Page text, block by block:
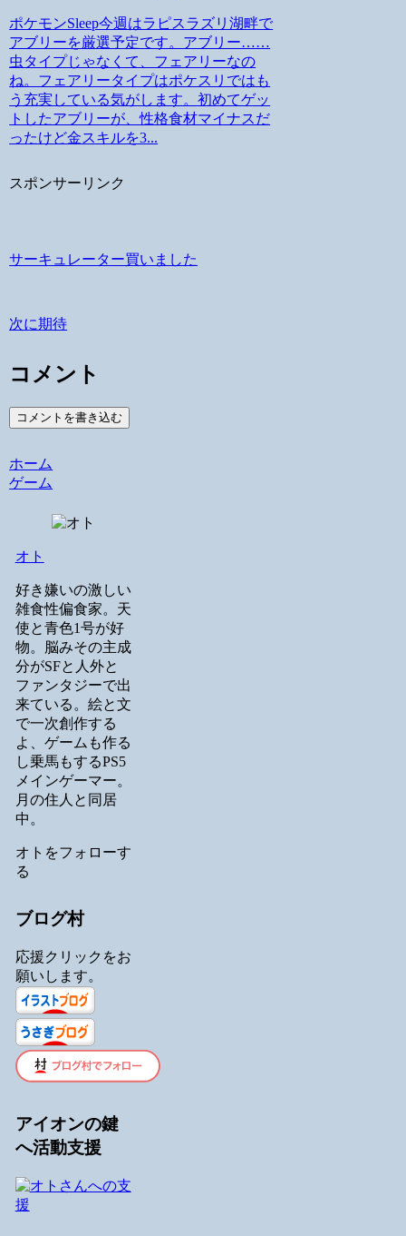
ポケモンSleep今週はラピスラズリ湖畔で
アブリーを厳選予定です。アブリー……
虫タイプじゃなくて、フェアリーなの
ね。フェアリータイプはポケスリではも
う充実している気がします。初めてゲッ
トしたアブリーが、性格食材マイナスだ
ったけど金スキルを3...
スポンサーリンク
サーキュレーター買いました
次に期待
コメント
コメントを書き込む
ホーム
ゲーム
オト
好き嫌いの激しい
雑食性偏食家。天
使と青色1号が好
物。脳みその主成
分がSFと人外と
ファンタジーで出
来ている。絵と文
で一次創作する
よ、ゲームも作る
し乗馬もするPS5
メインゲーマー。
月の住人と同居
中。
オトをフォローす
る
ブログ村
応援クリックをお
願いします。
アイオンの鍵
へ活動支援